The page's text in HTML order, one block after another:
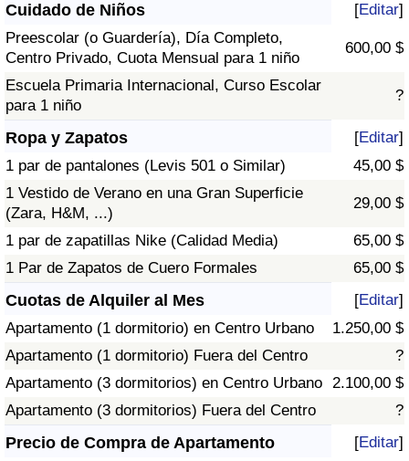
Cuidado de Niños [Editar]
Preescolar (o Guardería), Día Completo,
Centro Privado, Cuota Mensual para 1 niño
600,00 $
Escuela Primaria Internacional, Curso Escolar
para 1 niño
?
Ropa y Zapatos [Editar]
1 par de pantalones (Levis 501 o Similar)
45,00 $
1 Vestido de Verano en una Gran Superficie
(Zara, H&M, ...)
29,00 $
1 par de zapatillas Nike (Calidad Media)
65,00 $
1 Par de Zapatos de Cuero Formales
65,00 $
Cuotas de Alquiler al Mes [Editar]
Apartamento (1 dormitorio) en Centro Urbano
1.250,00 $
Apartamento (1 dormitorio) Fuera del Centro
?
Apartamento (3 dormitorios) en Centro Urbano 2.100,00 $
Apartamento (3 dormitorios) Fuera del Centro
?
Precio de Compra de Apartamento [Editar]